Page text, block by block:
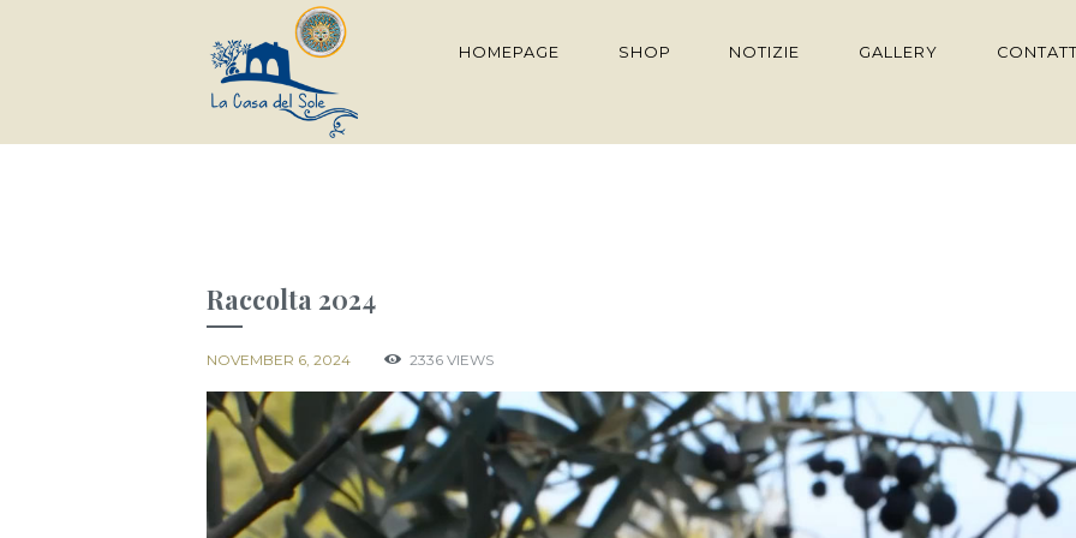
HOMEPAGE SHOP NOTIZIE GALLERY
Raccolta 2024
NOVEMBER 6, 2024 2336 VIEWS